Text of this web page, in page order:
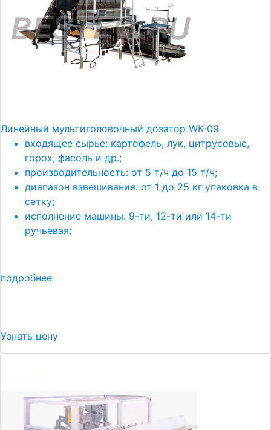
Линейный мультиголовочный дозатор WK-09
входящее сырье: картофель, лук, цитрусовые,
горох, фасоль и др.;
производительность: от 5 т/ч до 15 т/ч;
диапазон взвешивания: от 1 до 25 кг упаковка в
сетку;
исполнение машины: 9-ти, 12-ти или 14-ти
ручьевая;
подробнее
Узнать цену